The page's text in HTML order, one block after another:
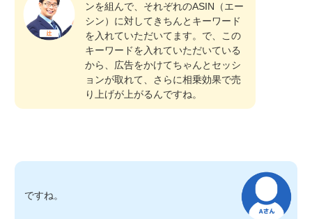
ンを組んで、それぞれのASIN（エー
シン）に対してきちんとキーワード
を入れていただいてます。で、この
キーワードを入れていただいている
から、広告をかけてちゃんとセッシ
ョンが取れて、さらに相乗効果で売
り上げが上がるんですね。
ですね。